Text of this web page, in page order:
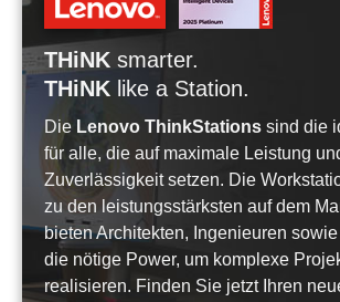
THiNK smarter.
THiNK like a Station.
Die Lenovo ThinkStations sind die
für alle, die auf maximale Leistung
Zuverlässigkeit setzen. Die
zu den leistungsstärksten auf dem
bieten Architekten, Ingenieuren
die nötige Power, um komplexe
realisieren. Finden Sie jetzt Ihren